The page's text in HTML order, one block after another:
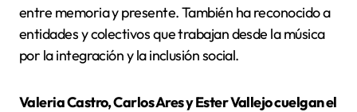
entre memoria y presente. También ha reconocido a
entidades y colectivos que trabajan desde la música
por la integración y la inclusión social.
Valeria Castro, Carlos Ares y Ester Vallejo cuelgan el